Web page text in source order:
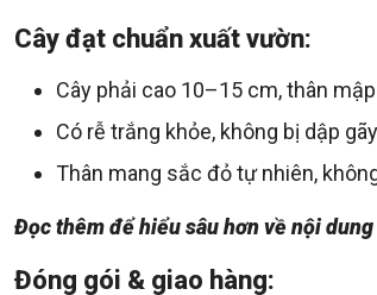
Cây đạt chuẩn xuất vườn:
Cây phải cao 10–15 cm, thân
Có rễ trắng khỏe, không bị dập
Thân mang sắc đỏ tự nhiên,
Đọc thêm để hiểu sâu hơn về nội dung
Đóng gói & giao hàng: